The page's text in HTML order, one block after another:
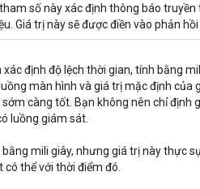
số này xác định thông báo
Giá trị này sẽ được điền vào phản hồi
định độ lệch thời gian, tính bằng
màn hình và giá trị mặc định của
càng tốt. Bạn không nên chỉ định
luồng giám sát.
mili giây, nhưng giá trị này thực
thể với thời điểm đó.